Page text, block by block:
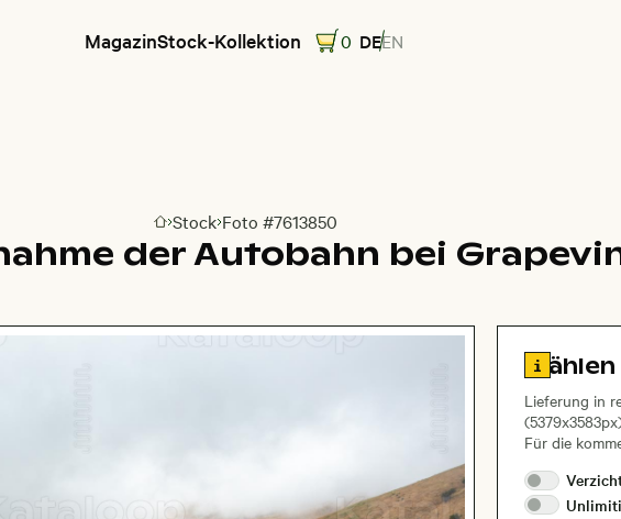
MagazinStock-Kollektion 0 DEEN
Zur Homepage
Stock Foto #7613850
der Autobahn bei
Zu den
Lieferung in
Für die